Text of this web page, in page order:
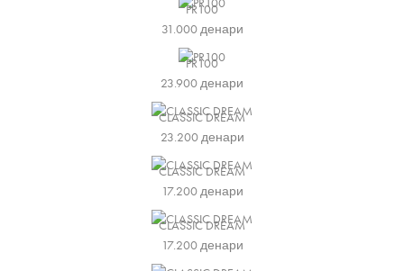
PR100
31.000денари
PR100
23.900денари
CLASSIC DREAM
23.200денари
CLASSIC DREAM
17.200денари
CLASSIC DREAM
17.200денари